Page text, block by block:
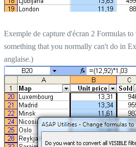
Exemple de capture d'écran 2 Formulas
something that you normally can't do in
anglaise.)